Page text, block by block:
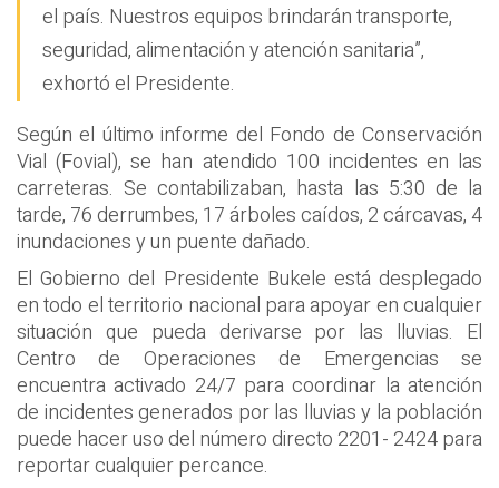
el país. Nuestros equipos brindarán transporte,
seguridad, alimentación y atención sanitaria”,
exhortó el Presidente.
Según el último informe del Fondo de Conservación
Vial (Fovial), se han atendido 100 incidentes en las
carreteras. Se contabilizaban, hasta las 5:30 de la
tarde, 76 derrumbes, 17 árboles caídos, 2 cárcavas, 4
inundaciones y un puente dañado.
El Gobierno del Presidente Bukele está desplegado
en todo el territorio nacional para apoyar en cualquier
situación que pueda derivarse por las lluvias. El
Centro de Operaciones de Emergencias se
encuentra activado 24/7 para coordinar la atención
de incidentes generados por las lluvias y la población
puede hacer uso del número directo 2201- 2424 para
reportar cualquier percance.